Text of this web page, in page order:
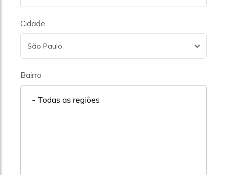
Cidade
São Paulo
Bairro
- Todas as regiões